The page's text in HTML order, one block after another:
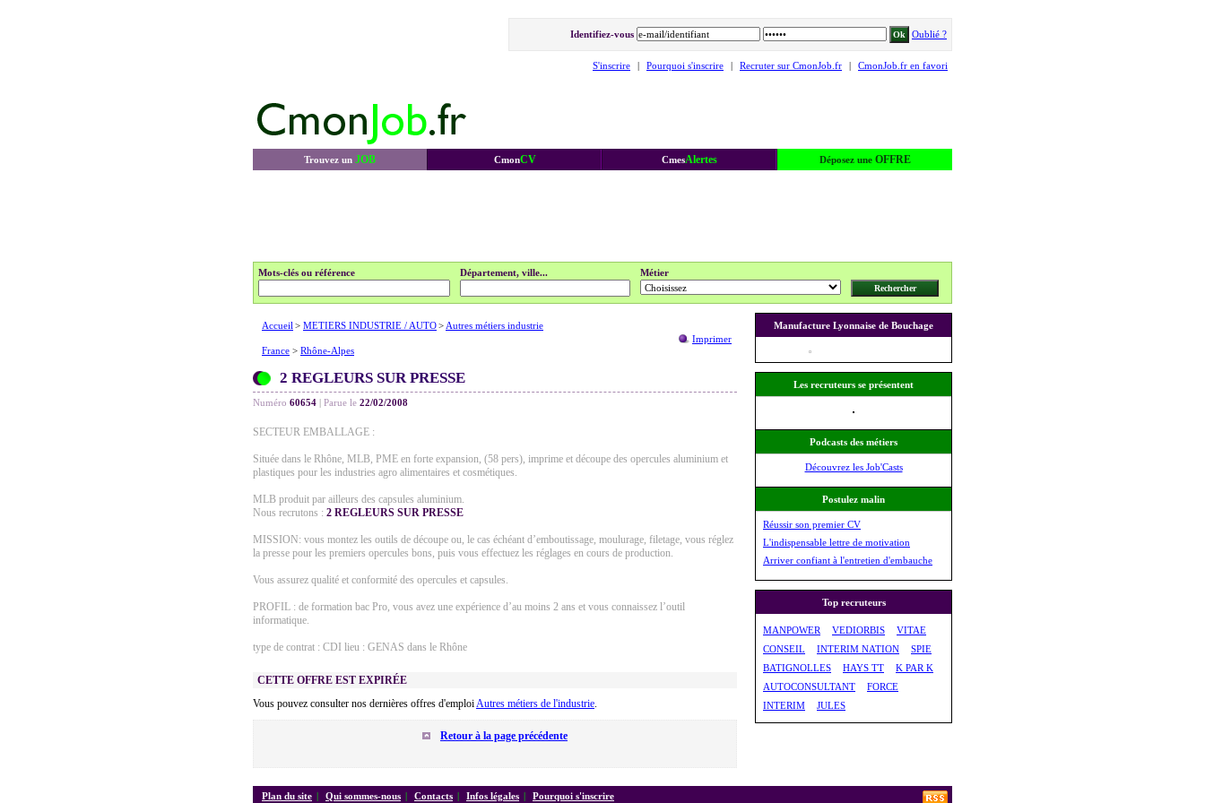
Identifiez-vous Oublié ?
S'inscrire | Pourquoi s'inscrire | Recruter sur CmonJob.fr | CmonJob.fr en favori
Trouvez un JOB CmonCV CmesAlertes Déposez une OFFRE
Mots-clés ou référence Département, ville... Métier
Imprimer
Accueil > METIERS INDUSTRIE / AUTO> Autres métiers industrie
France > Rhône-Alpes
2 REGLEURS SUR PRESSE
Numéro 60654 | Parue le 22/02/2008
SECTEUR EMBALLAGE :
Située dans le Rhône, MLB, PME en forte expansion, (58 pers), imprime et découpe des opercules aluminium et
plastiques pour les industries agro alimentaires et cosmétiques.
MLB produit par ailleurs des capsules aluminium.
Nous recrutons : 2 REGLEURS SUR PRESSE
MISSION: vous montez les outils de découpe ou, le cas échéant d’emboutissage, moulurage, filetage, vous réglez
la presse pour les premiers opercules bons, puis vous effectuez les réglages en cours de production.
Vous assurez qualité et conformité des opercules et capsules.
PROFIL : de formation bac Pro, vous avez une expérience d’au moins 2 ans et vous connaissez l’outil
informatique.
type de contrat : CDI lieu : GENAS dans le Rhône
CETTE OFFRE EST EXPIRÉE
Vous pouvez consulter nos dernières offres d'emploiAutres métiers de l'industrie.
Retour à la page précédente
Manufacture Lyonnaise de Bouchage
Les recruteurs se présentent
Podcasts des métiers
Découvrez les Job'Casts
Postulez malin
Réussir son premier CV
L'indispensable lettre de motivation
Arriver confiant à l'entretien d'embauche
Top recruteurs
MANPOWER VEDIORBIS
VITAE
CONSEIL
INTERIM NATION
SPIE
BATIGNOLLES
HAYS TT
K PAR K
AUTOCONSULTANT
FORCE
INTERIM
JULES
Plan du site | Qui sommes-nous | Contacts | Infos légales | Pourquoi s'inscrire